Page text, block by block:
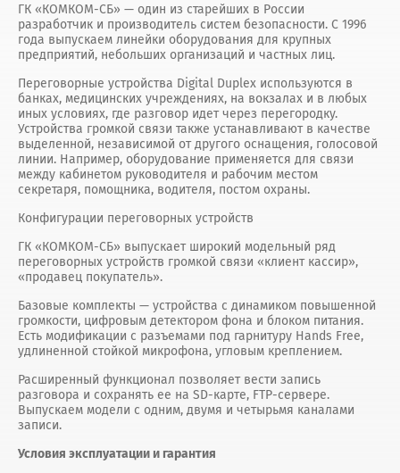
ГК «КОМКОМ-СБ» — один из старейших в России
разработчик и производитель систем безопасности. С 1996
года выпускаем линейки оборудования для крупных
предприятий, небольших организаций и частных лиц.
Переговорные устройства Digital Duplex используются в
банках, медицинских учреждениях, на вокзалах и в любых
иных условиях, где разговор идет через перегородку.
Устройства громкой связи также устанавливают в качестве
выделенной, независимой от другого оснащения, голосовой
линии. Например, оборудование применяется для связи
между кабинетом руководителя и рабочим местом
секретаря, помощника, водителя, постом охраны.
Конфигурации переговорных устройств
ГК «КОМКОМ-СБ» выпускает широкий модельный ряд
переговорных устройств громкой связи «клиент кассир»,
«продавец покупатель».
Базовые комплекты — устройства с динамиком повышенной
громкости, цифровым детектором фона и блоком питания.
Есть модификации с разъемами под гарнитуру Hands Free,
удлиненной стойкой микрофона, угловым креплением.
Расширенный функционал позволяет вести запись
разговора и сохранять ее на SD-карте, FTP-сервере.
Выпускаем модели с одним, двумя и четырьмя каналами
записи.
Условия эксплуатации и гарантия